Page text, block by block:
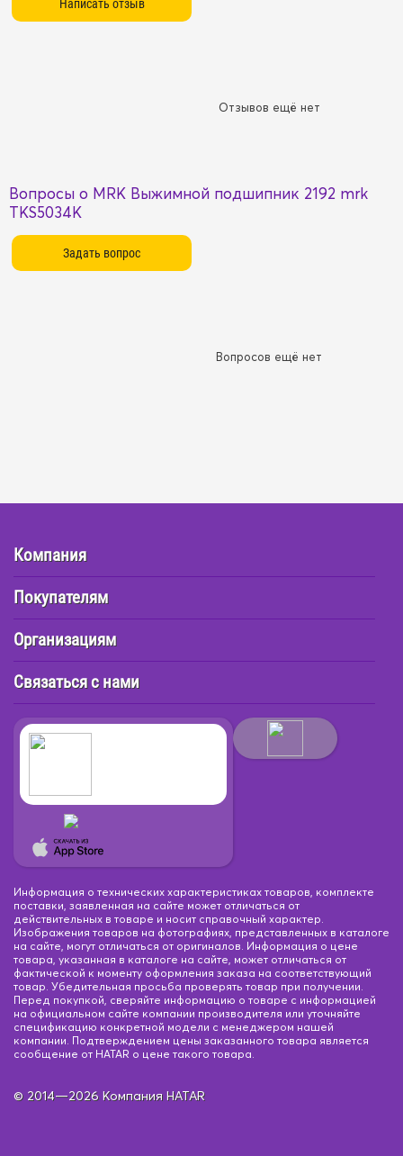
Отзывов ещё нет
Вопросы о MRK Выжимной подшипник 2192 mrk
TKS5034K
Вопросов ещё нет
Компания
Покупателям
Организациям
Связаться с нами
Информация о технических характеристиках товаров, комплекте
поставки, заявленная на сайте может отличаться от
действительных в товаре и носит справочный характер.
Изображения товаров на фотографиях, представленных в каталоге
на сайте, могут отличаться от оригиналов. Информация о цене
товара, указанная в каталоге на сайте, может отличаться от
фактической к моменту оформления заказа на соответствующий
товар. Убедительная просьба проверять товар при получении.
Перед покупкой, сверяйте информацию о товаре с информацией
на официальном сайте компании производителя или уточняйте
спецификацию конкретной модели с менеджером нашей
компании. Подтверждением цены заказанного товара является
сообщение от HATAR о цене такого товара.
© 2014—2026 Компания HATAR